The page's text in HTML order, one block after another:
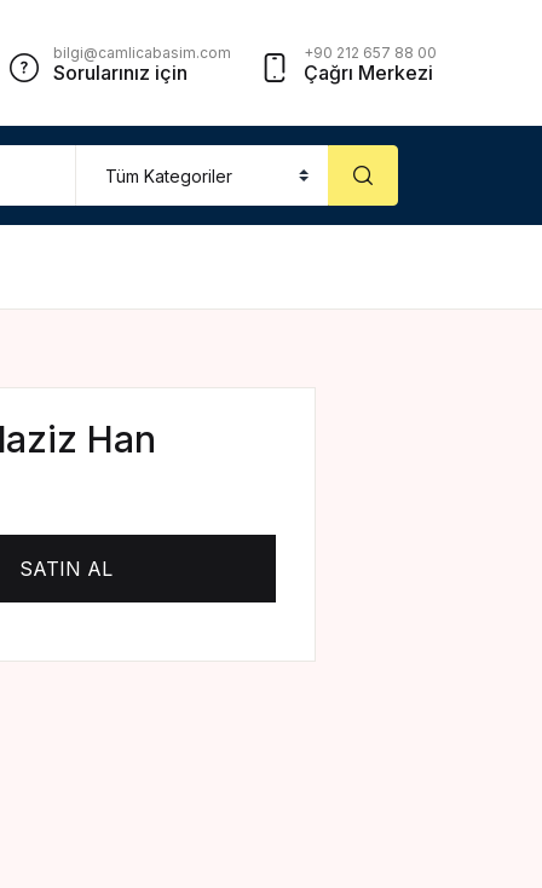
bilgi@camlicabasim.com
Sorularınız için
+90 212 657 88 00
Çağrı Merkezi
Close
Account
Create Account
Han
SATIN AL